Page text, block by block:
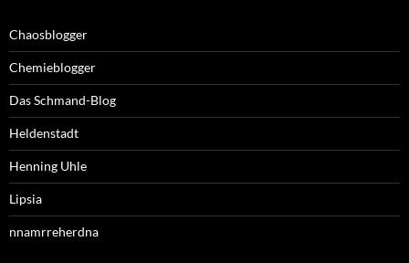
Chaosblogger
Chemieblogger
Das Schmand-Blog
Heldenstadt
Henning Uhle
Lipsia
nnamrreherdna